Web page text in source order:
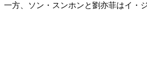
一方、ソン・スンホンと劉亦菲はイ・